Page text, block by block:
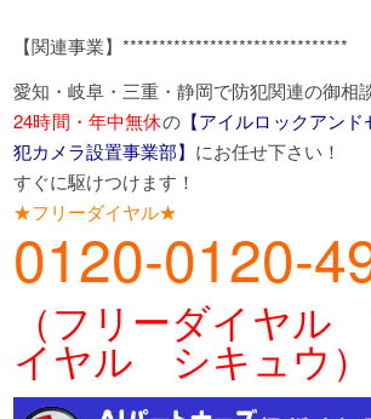
【関連事業】*******************************
愛知・岐阜・三重・静岡で防犯関連の御相
24時間・年中無休の【アイルロックアン
犯カメラ設置事業部】 にお任せ下さい！
すぐに駆けつけます！
★フリーダイヤル★
0120-0120-
（フリーダイヤ
イヤル シキュウ）